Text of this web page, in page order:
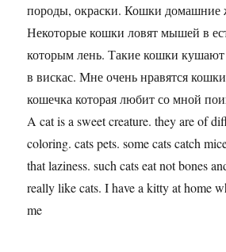
породы, окраски. Кошки домашние
Некоторые кошки ловят мышей в
которым лень. Такие кошки
в вискас. Мне очень нравятся
кошечка которая любит со мной
A cat is a sweet creature. they are of
coloring. cats pets. some cats catch
that laziness. such cats eat not bones
really like cats. I have a kitty at home
me